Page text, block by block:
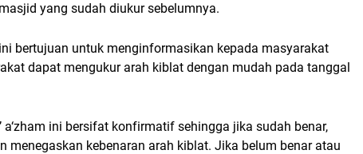
yang sudah diukur sebelumnya.
bertujuan untuk menginformasikan kepada masyarakat
dapat mengukur arah kiblat dengan mudah pada tanggal
a‘zham ini bersifat konfirmatif sehingga jika sudah benar,
menegaskan kebenaran arah kiblat. Jika belum benar atau